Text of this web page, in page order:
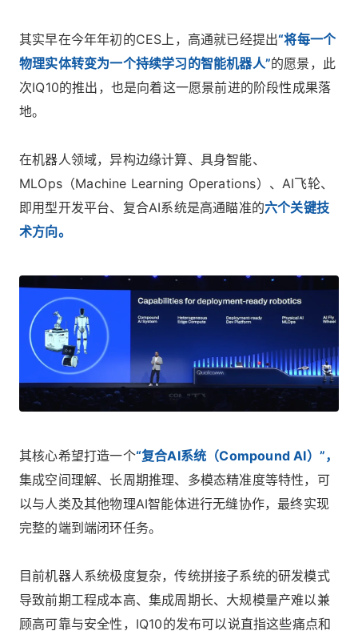
其实早在今年年初的CES上，高通就已经提出“将每一个
物理实体转变为一个持续学习的智能机器人”的愿景，此
次IQ10的推出，也是向着这一愿景前进的阶段性成果落
地。
在机器人领域，异构边缘计算、具身智能、
MLOps（Machine Learning Operations）、AI飞轮、
即用型开发平台、复合AI系统是高通瞄准的六个关键技
术方向。
其核心希望打造一个“复合AI系统（Compound AI）”，
集成空间理解、长周期推理、多模态精准度等特性，可
以与人类及其他物理AI智能体进行无缝协作，最终实现
完整的端到端闭环任务。
目前机器人系统极度复杂，传统拼接子系统的研发模式
导致前期工程成本高、集成周期长、大规模量产难以兼
顾高可靠与安全性，IQ10的发布可以说直指这些痛点和